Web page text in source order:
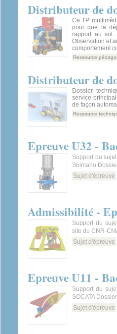
Distributeur de
Ce TP
pour que la
rapport au sol.
Observation et
comportement
Ressource
Distributeur de
Dossier
service
de façon
Ressource
Epreuve U32 -
Support du
Shimano
Sujet d'épreuve
Admissibilité -
Support du
site du CNR-
Sujet d'épreuve
Epreuve U11 -
Support du
SOCATA
Sujet d'épreuve